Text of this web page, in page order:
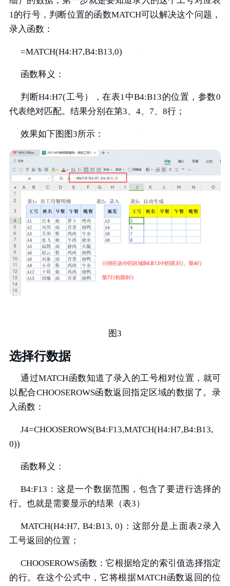
1的行号，判断位置的函数MATCH可以解决这个问题，
录入函数：
=MATCH(H4:H7,B4:B13,0)
函数释义：
判断H4:H7(工号），在表1中B4:B13的位置，参数0
代表绝对匹配。结果分别在第3、4、7、8行；
效果如下图图3所示：
图3
选择行数据
通过MATCH函数知道了录入的工号相对位置，就可
以配合CHOOSEROWS函数返回指定区域的数据了。录
入函数：
J4=CHOOSEROWS(B4:F13,MATCH(H4:H7,B4:B13,
0))
函数释义：
B4:F13：这是一个数据范围，包含了要进行选择的
行。也就是需要显示的结果（表3）
MATCH(H4:H7, B4:B13, 0)：这部分是上面表2录入
工号返回的位置；
CHOOSEROWS函数：它根据给定的索引值选择指定
的行。在这个公式中，它将根据MATCH函数返回的位